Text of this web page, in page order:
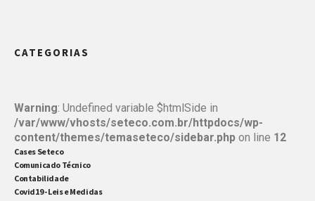
CATEGORIAS
Warning: Undefined variable $htmlSide in
/var/www/vhosts/seteco.com.br/httpdocs/wp-
content/themes/temaseteco/sidebar.php on line 12
Cases Seteco
Comunicado Técnico
Contabilidade
Covid19 - Leis e Medidas